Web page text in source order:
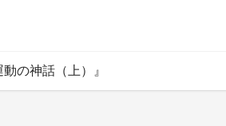
の神話（上）』